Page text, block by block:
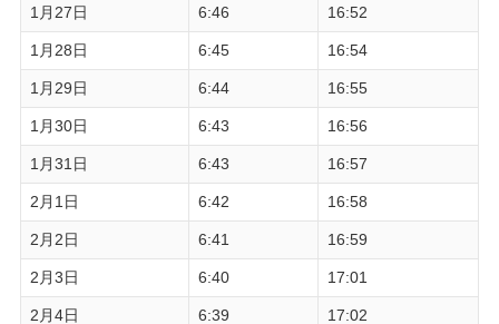
1月27日 6:46 16:52
1月28日 6:45 16:54
1月29日 6:44 16:55
1月30日 6:43 16:56
1月31日 6:43 16:57
2月1日 6:42 16:58
2月2日 6:41 16:59
2月3日 6:40 17:01
2月4日 6:39 17:02